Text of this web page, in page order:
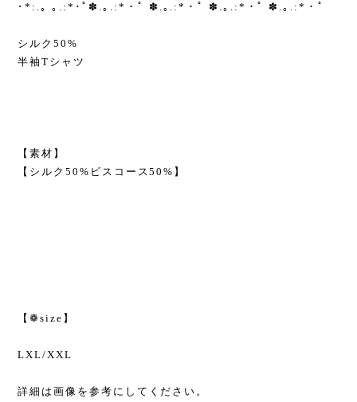
･*:.｡ ｡.:*･ﾟ✽.｡.:*・ﾟ ✽.｡.:*・ﾟ ✽.｡.:*・ﾟ ✽.｡.:*・ﾟ
シルク50%
半袖Tシャツ
【素材】
【シルク50%ビスコース50%】
【❁size】
LXL/XXL
詳細は画像を参考にしてください。